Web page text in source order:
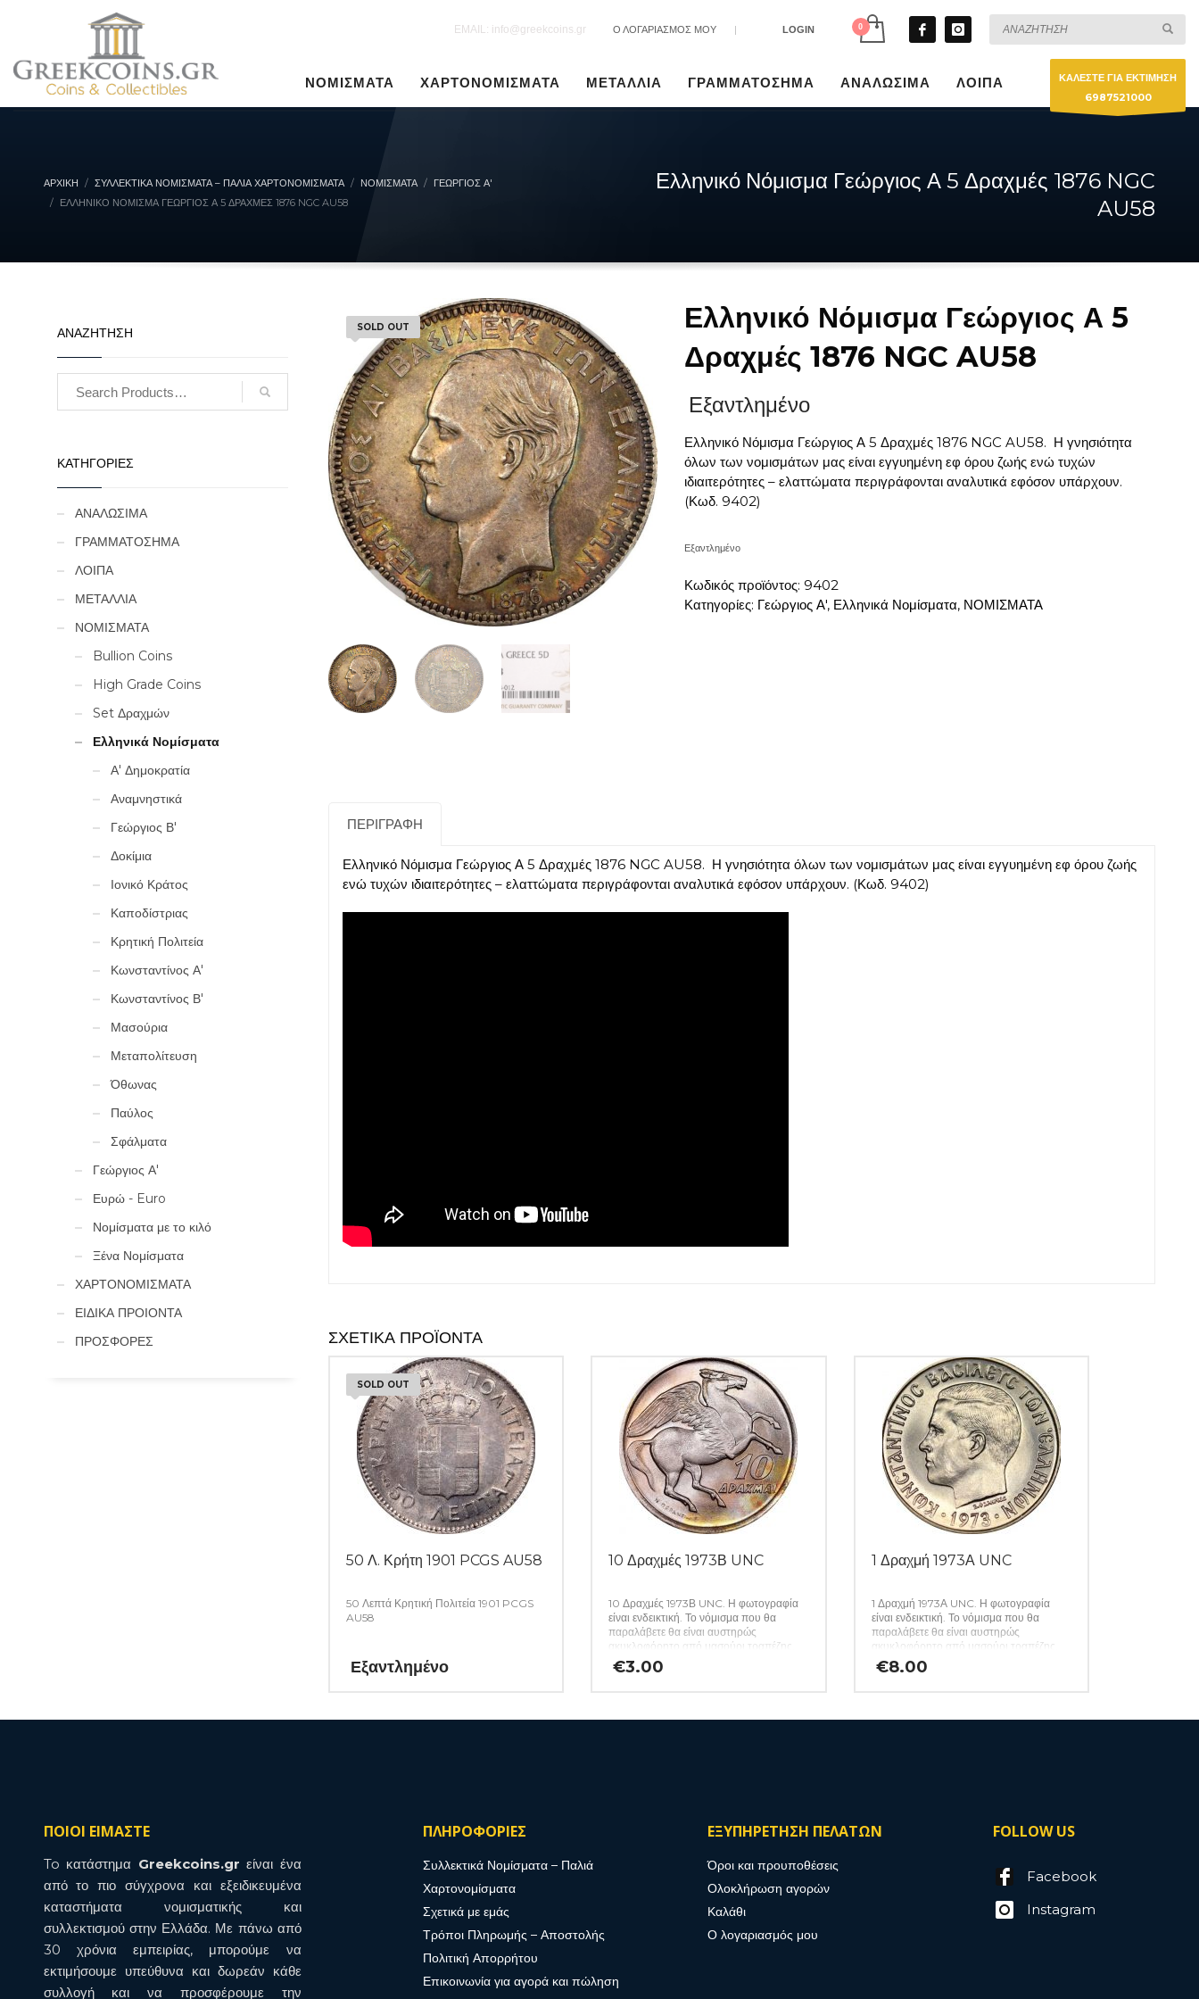
EMAIL: info@greekcoins.gr Ο ΛΟΓΑΡΙΑΣΜΟΣ ΜΟΥ | LOGIN
ΝΟΜΙΣΜΑΤΑ ΧΑΡΤΟΝΟΜΙΣΜΑΤΑ ΜΕΤΑΛΛΙΑ ΓΡΑΜΜΑΤΟΣΗΜΑ ΑΝΑΛΩΣΙΜΑ ΛΟΙΠΑ
ΚΑΛΕΣΤΕ ΓΙΑ ΕΚΤΙΜΗΣΗ
6987521000
ΑΡΧΙΚΉ ΣΥΛΛΕΚΤΙΚΆ ΝΟΜΊΣΜΑΤΑ – ΠΑΛΙΆ ΧΑΡΤΟΝΟΜΊΣΜΑΤΑ ΝΟΜΙΣΜΑΤΑ
ΓΕΏΡΓΙΟΣ Α'
ΕΛΛΗΝΙΚΌ ΝΌΜΙΣΜΑ ΓΕΏΡΓΙΟΣ Α 5 ΔΡΑΧΜΈΣ 1876 NGC AU58
Ελληνικό Νόμισμα Γεώργιος Α 5 Δραχμές 1876 NGC
AU58
SOLD OUT
Ελληνικό Νόμισμα Γεώργιος Α 5
Δραχμές 1876 NGC AU58
Εξαντλημένο
Ελληνικό Νόμισμα Γεώργιος Α 5 Δραχμές 1876 NGC AU58. Η γνησιότητα
όλων των νομισμάτων μας είναι εγγυημένη εφ όρου ζωής ενώ τυχών
ιδιαιτερότητες – ελαττώματα περιγράφονται αναλυτικά εφόσον υπάρχουν.
(Κωδ. 9402)
Εξαντλημένο
Κωδικός προϊόντος: 9402
Κατηγορίες: Γεώργιος Α', Ελληνικά Νομίσματα, ΝΟΜΙΣΜΑΤΑ
ΠΕΡΙΓΡΑΦΉ
Ελληνικό Νόμισμα Γεώργιος Α 5 Δραχμές 1876 NGC AU58. Η γνησιότητα όλων των νομισμάτων μας είναι εγγυημένη εφ όρου ζωής
ενώ τυχών ιδιαιτερότητες – ελαττώματα περιγράφονται αναλυτικά εφόσον υπάρχουν. (Κωδ. 9402)
ΣΧΕΤΙΚΆ ΠΡΟΪΌΝΤΑ
SOLD OUT
50 Λ. Κρήτη 1901 PCGS AU58
50 Λεπτά Κρητική Πολιτεία 1901 PCGS
AU58
Εξαντλημένο
10 Δραχμές 1973Β UNC
10 Δραχμές 1973Β UNC. Η φωτογραφία
είναι ενδεικτική. Το νόμισμα που θα
παραλάβετε θα είναι αυστηρώς
ακυκλοφόρητο από μασούρι τραπέζης.
(Κωδ: 23)
€3.00
1 Δραχμή 1973Α UNC
1 Δραχμή 1973Α UNC. Η φωτογραφία
είναι ενδεικτική. Το νόμισμα που θα
παραλάβετε θα είναι αυστηρώς
ακυκλοφόρητο από μασούρι τραπέζης.
€8.00
ΑΝΑΖΗΤΗΣΗ
ΚΑΤΗΓΟΡΙΕΣ
ΑΝΑΛΩΣΙΜΑ
ΓΡΑΜΜΑΤΟΣΗΜΑ
ΛΟΙΠΑ
ΜΕΤΑΛΛΙΑ
ΝΟΜΙΣΜΑΤΑ
Bullion Coins
High Grade Coins
Set Δραχμών
Ελληνικά Νομίσματα
Α' Δημοκρατία
Αναμνηστικά
Γεώργιος Β'
Δοκίμια
Ιονικό Κράτος
Καποδίστριας
Κρητική Πολιτεία
Κωνσταντίνος Α'
Κωνσταντίνος Β'
Μασούρια
Μεταπολίτευση
Όθωνας
Παύλος
Σφάλματα
Γεώργιος Α'
Ευρώ - Euro
Νομίσματα με το κιλό
Ξένα Νομίσματα
ΧΑΡΤΟΝΟΜΙΣΜΑΤΑ
ΕΙΔΙΚΑ ΠΡΟΙΟΝΤΑ
ΠΡΟΣΦΟΡΕΣ
ΠΟΙΟΙ ΕΙΜΑΣΤΕ
To κατάστημα Greekcoins.gr είναι ένα
από το πιο σύγχρονα και εξειδικευμένα
καταστήματα νομισματικής και
συλλεκτισμού στην Ελλάδα. Με πάνω από
30 χρόνια εμπειρίας, μπορούμε να
εκτιμήσουμε υπεύθυνα και δωρεάν κάθε
συλλογή και να προσφέρουμε την
ΠΛΗΡΟΦΟΡΙΕΣ
Συλλεκτικά Νομίσματα – Παλιά
Χαρτονομίσματα
Σχετικά με εμάς
Τρόποι Πληρωμής – Αποστολής
Πολιτική Απορρήτου
Επικοινωνία για αγορά και πώληση
ΕΞΥΠΗΡΕΤΗΣΗ ΠΕΛΑΤΩΝ
Όροι και προυποθέσεις
Ολοκλήρωση αγορών
Καλάθι
Ο λογαριασμός μου
FOLLOW US
Facebook
Instagram